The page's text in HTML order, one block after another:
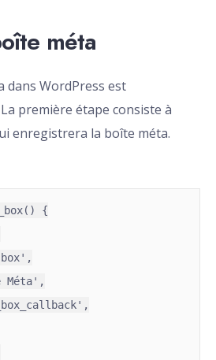
méta
dans WordPress est
première étape consiste à
enregistrera la boîte méta.
{
Méta',